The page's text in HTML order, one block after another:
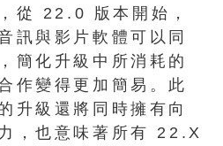
從 22.0 版本開始，
訊與影片軟體可以同
簡化升級中所消耗的
作變得更加簡易。此
升級還將同時擁有向
，也意味著所有 22.X